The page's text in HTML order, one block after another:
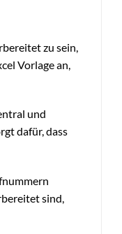
zu sein,
Vorlage an,
und
dafür, dass
sind,